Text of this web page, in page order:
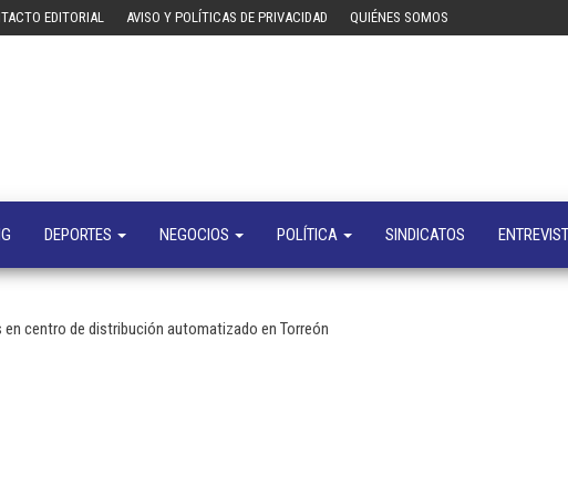
EDITORIAL AVISO Y POLÍTICAS DE PRIVACIDAD QUIÉNES SOMOS
negocios
DEPORTES NEGOCIOS POLÍTICA SINDICATOS
centro de distribución automatizado en Torreón